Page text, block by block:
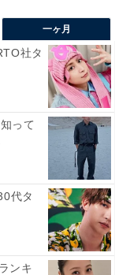
一ヶ月
社タ
って
代タ
ンキ